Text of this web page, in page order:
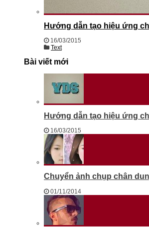
Hướng dẫn tạo hiệu ứng
16/03/2015
Text
Bài viết mới
Hướng dẫn tạo hiệu ứng
16/03/2015
Chuyển ảnh chụp chân
01/11/2014